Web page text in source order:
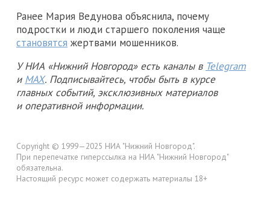
Ранее Мария Ведунова объяснила, почему
подростки и люди старшего поколения чаще
становятся жертвами мошенников.
У НИА «Нижний Новгород» есть каналы в Telegram
и MAX. Подписывайтесь, чтобы быть в курсе
главных событий, эксклюзивных материалов
и оперативной информации.
Copyright © 1999—2025 НИА "Нижний Новгород".
При перепечатке гиперссылка на НИА "Нижний Новгород"
обязательна.
Настоящий ресурс может содержать материалы 18+